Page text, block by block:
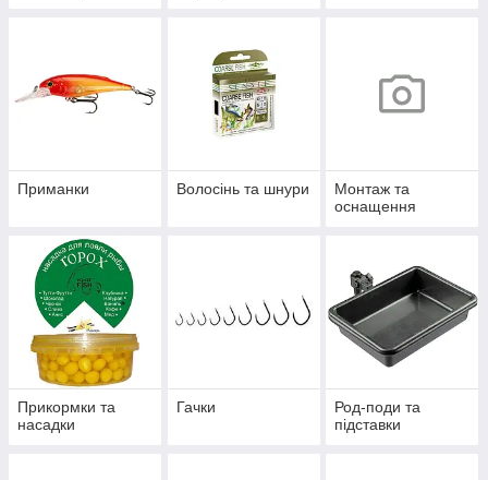
Приманки Волосінь та шнури
Монтаж та
оснащення
Прикормки та
насадки
Гачки
Род-поди та
підставки